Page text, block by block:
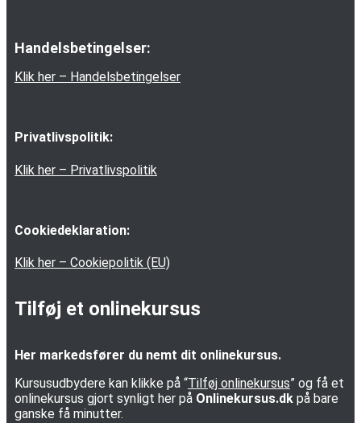
Handelsbetingelser:
Klik her – Handelsbetingelser
Privatlivspolitik:
Klik her – Privatlivspolitik
Cookiedeklaration:
Klik her – Cookiepolitik (EU)
Tilføj et onlinekursus
Her markedsfører du nemt dit onlinekursus.
Kursusudbydere kan klikke på “Tilføj onlinekursus” og få et
onlinekursus gjort synligt her på Onlinekursus.dk på bare
ganske få minutter.